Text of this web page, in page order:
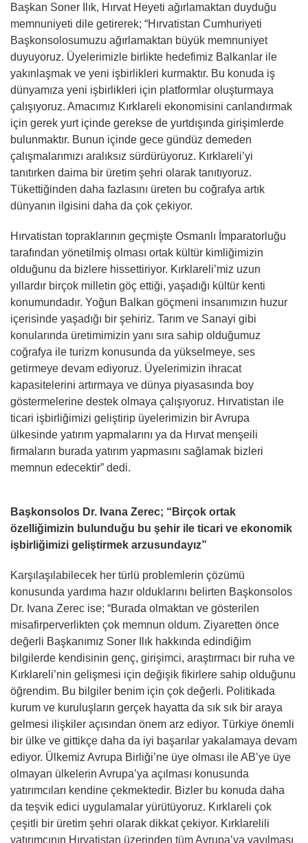
Başkan Soner Ilık, Hırvat Heyeti ağırlamaktan duyduğu
memnuniyeti dile getirerek; “Hırvatistan Cumhuriyeti
Başkonsolosumuzu ağırlamaktan büyük memnuniyet
duyuyoruz. Üyelerimizle birlikte hedefimiz Balkanlar ile
yakınlaşmak ve yeni işbirlikleri kurmaktır. Bu konuda iş
dünyamıza yeni işbirlikleri için platformlar oluşturmaya
çalışıyoruz. Amacımız Kırklareli ekonomisini canlandırmak
için gerek yurt içinde gerekse de yurtdışında girişimlerde
bulunmaktır. Bunun içinde gece gündüz demeden
çalışmalarımızı aralıksız sürdürüyoruz. Kırklareli’yi
tanıtırken daima bir üretim şehri olarak tanıtıyoruz.
Tükettiğinden daha fazlasını üreten bu coğrafya artık
dünyanın ilgisini daha da çok çekiyor.
Hırvatistan topraklarının geçmişte Osmanlı İmparatorluğu
tarafından yönetilmiş olması ortak kültür kimliğimizin
olduğunu da bizlere hissettiriyor. Kırklareli’miz uzun
yıllardır birçok milletin göç ettiği, yaşadığı kültür kenti
konumundadır. Yoğun Balkan göçmeni insanımızın huzur
içerisinde yaşadığı bir şehiriz. Tarım ve Sanayi gibi
konularında üretimimizin yanı sıra sahip olduğumuz
coğrafya ile turizm konusunda da yükselmeye, ses
getirmeye devam ediyoruz. Üyelerimizin ihracat
kapasitelerini artırmaya ve dünya piyasasında boy
göstermelerine destek olmaya çalışıyoruz. Hırvatistan ile
ticari işbirliğimizi geliştirip üyelerimizin bir Avrupa
ülkesinde yatırım yapmalarını ya da Hırvat menşeili
firmaların burada yatırım yapmasını sağlamak bizleri
memnun edecektir” dedi.
Başkonsolos Dr. Ivana Zerec; “Birçok ortak
özelliğimizin bulunduğu bu şehir ile ticari ve ekonomik
işbirliğimizi geliştirmek arzusundayız”
Karşılaşılabilecek her türlü problemlerin çözümü
konusunda yardıma hazır olduklarını belirten Başkonsolos
Dr. Ivana Zerec ise; “Burada olmaktan ve gösterilen
misafirperverlikten çok memnun oldum. Ziyaretten önce
değerli Başkanımız Soner Ilık hakkında edindiğim
bilgilerde kendisinin genç, girişimci, araştırmacı bir ruha ve
Kırklareli’nin gelişmesi için değişik fikirlere sahip olduğunu
öğrendim. Bu bilgiler benim için çok değerli. Politikada
kurum ve kuruluşların gerçek hayatta da sık sık bir araya
gelmesi ilişkiler açısından önem arz ediyor. Türkiye önemli
bir ülke ve gittikçe daha da iyi başarılar yakalamaya devam
ediyor. Ülkemiz Avrupa Birliği’ne üye olması ile AB’ye üye
olmayan ülkelerin Avrupa’ya açılması konusunda
yatırımcıları kendine çekmektedir. Bizler bu konuda daha
da teşvik edici uygulamalar yürütüyoruz. Kırklareli çok
çeşitli bir üretim şehri olarak dikkat çekiyor. Kırklarelili
yatırımcının Hırvatistan üzerinden tüm Avrupa’ya yayılması